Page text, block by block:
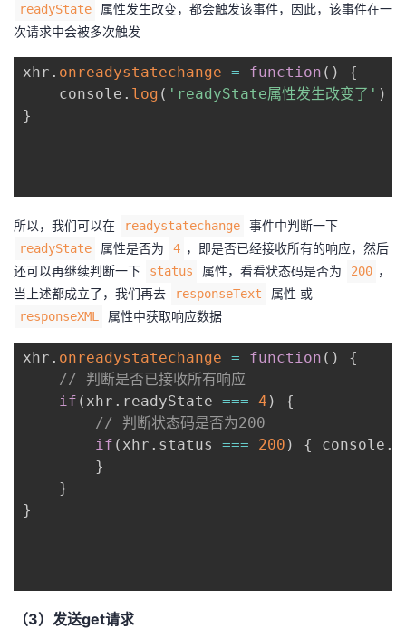
readyState
属性发生改变，都会触发该事件，因此，该事件在一
次请求中会被多次触发
xhr . onreadystatechange = function ( )
{
	console
. log ( 'readyState属性发生改变了' )
}
所以，我们可以在 readystatechange 事件中判断一下
readyState 属性是否为 4 ，即是否已经接收所有的响应，然后
还可以再继续判断一下
status 属性，看看状态码是否为 200 ，
当上述都成立了，我们再去
responseText 属性 或
responseXML 属性中获取响应数据
xhr . onreadystatechange = function ( )
{
// 判断是否已接收所有响应
if ( xhr . readyState === 4 )
{
// 判断状态码是否为200
if ( xhr . status === 200 ) { console .
}
}
}
（3）发送get请求